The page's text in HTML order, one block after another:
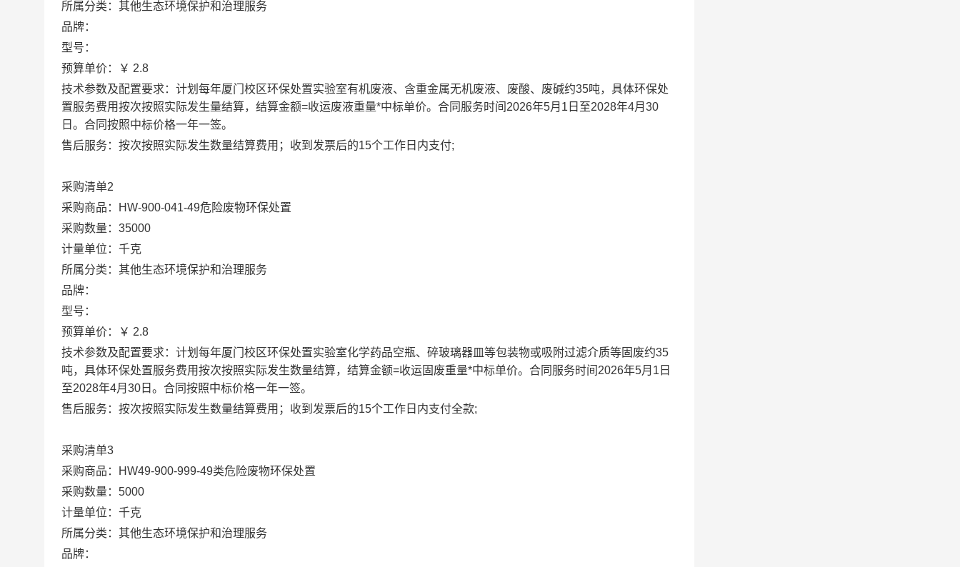
所属分类：其他生态环境保护和治理服务
品牌：
型号：
预算单价：￥ 2.8
技术参数及配置要求：计划每年厦门校区环保处置实验室有机废液、含重金属无机废液、废酸、废碱约35吨，具体环保处
置服务费用按次按照实际发生量结算，结算金额=收运废液重量*中标单价。合同服务时间2026年5月1日至2028年4月30
日。合同按照中标价格一年一签。
售后服务：按次按照实际发生数量结算费用；收到发票后的15个工作日内支付;
采购清单2
采购商品：HW-900-041-49危险废物环保处置
采购数量：35000
计量单位：千克
所属分类：其他生态环境保护和治理服务
品牌：
型号：
预算单价：￥ 2.8
技术参数及配置要求：计划每年厦门校区环保处置实验室化学药品空瓶、碎玻璃器皿等包装物或吸附过滤介质等固废约35
吨，具体环保处置服务费用按次按照实际发生数量结算，结算金额=收运固废重量*中标单价。合同服务时间2026年5月1日
至2028年4月30日。合同按照中标价格一年一签。
售后服务：按次按照实际发生数量结算费用；收到发票后的15个工作日内支付全款;
采购清单3
采购商品：HW49-900-999-49类危险废物环保处置
采购数量：5000
计量单位：千克
所属分类：其他生态环境保护和治理服务
品牌：